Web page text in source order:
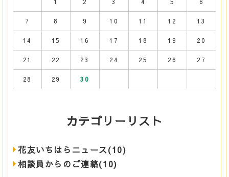
7 8 9 10 11 12 13
14 15 16 17 18 19 20
21 22 23 24 25 26 27
28 29 30
カテゴリーリスト
花友いちはらニュース(10)
相談員からのご連絡(10)